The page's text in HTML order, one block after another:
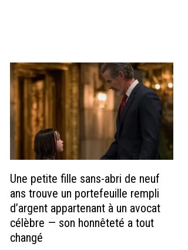
Une petite fille sans-abri de neuf
ans trouve un portefeuille rempli
d’argent appartenant à un avocat
célèbre — son honnêteté a tout
changé